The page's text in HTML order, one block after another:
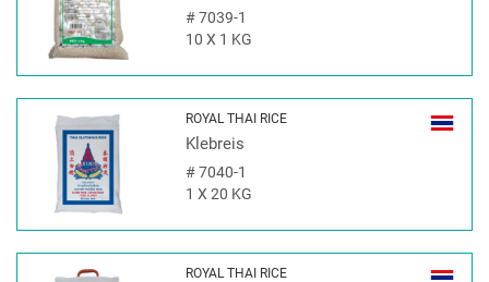
#7039-1
10 X 1 KG
ROYAL THAI RICE
Klebreis
#7040-1
1 X 20 KG
ROYAL THAI RICE